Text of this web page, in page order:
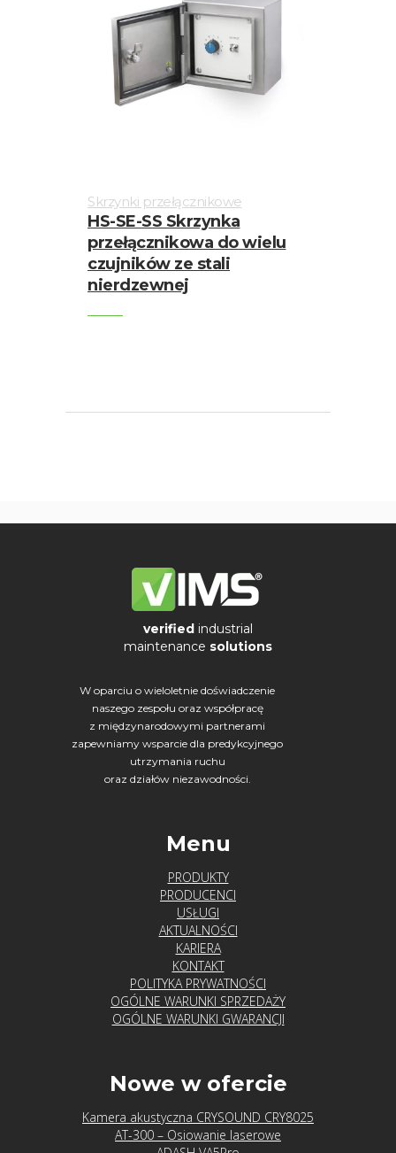
Skrzynki przełącznikowe
HS-SE-SS Skrzynka
przełącznikowa do wielu
czujników ze stali
nierdzewnej
verified industrial
maintenance solutions
W oparciu o wieloletnie doświadczenie
naszego zespołu oraz współpracę
z międzynarodowymi partnerami
zapewniamy wsparcie dla predykcyjnego
utrzymania ruchu
oraz działów niezawodności.
Menu
PRODUKTY
PRODUCENCI
USŁUGI
AKTUALNOŚCI
KARIERA
KONTAKT
POLITYKA PRYWATNOŚCI
OGÓLNE WARUNKI SPRZEDAŻY
OGÓLNE WARUNKI GWARANCJI
Nowe w ofercie
Kamera akustyczna CRYSOUND CRY8025
AT-300 – Osiowanie laserowe